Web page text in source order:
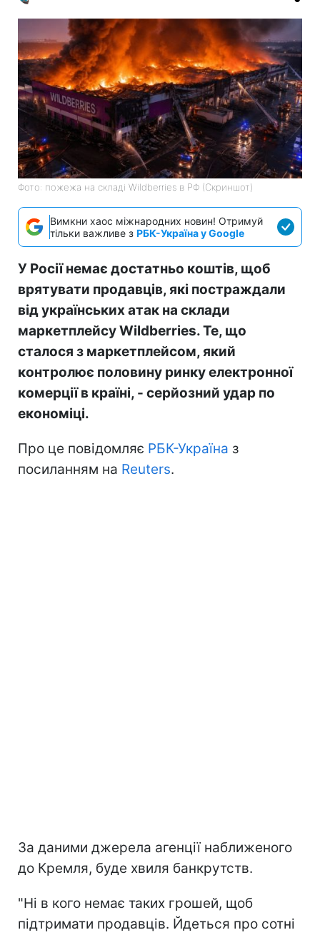
Фото: пожежа на складі Wildberries в РФ (Скриншот)
Вимкни хаос міжнародних новин! Отримуй
тільки важливе з РБК-Україна у Google
У Росії немає достатньо коштів, щоб
врятувати продавців, які постраждали
від українських атак на склади
маркетплейсу Wildberries. Те, що
сталося з маркетплейсом, який
контролює половину ринку електронної
комерції в країні, - серйозний удар по
економіці.
Про це повідомляє РБК-Україна з
посиланням на Reuters.
За даними джерела агенції наближеного
до Кремля, буде хвиля банкрутств.
"Ні в кого немає таких грошей, щоб
підтримати продавців. Йдеться про сотні